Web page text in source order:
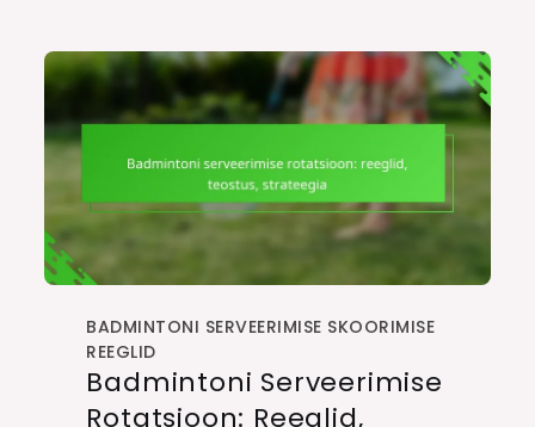
BADMINTONI SERVEERIMISE SKOORIMISE
REEGLID
Badmintoni Serveerimise
Rotatsioon: Reeglid,